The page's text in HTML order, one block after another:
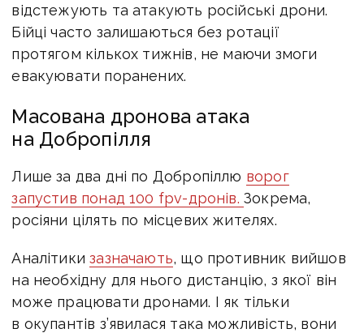
відстежують та атакують російські дрони.
Бійці часто залишаються без ротації
протягом кількох тижнів, не маючи змоги
евакуювати поранених.
Масована дронова атака
на Добропілля
Лише за два дні по Добропіллю ворог
запустив понад 100 fpv-дронів. Зокрема,
росіяни цілять по місцевих жителях.
Аналітикизазначають, що противник вийшов
на необхідну для нього дистанцію, з якої він
може працювати дронами. І як тільки
в окупантів з’явилася така можливість, вони